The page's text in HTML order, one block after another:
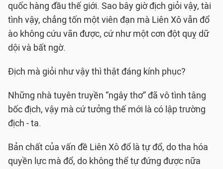
quốc hàng đầu thế giới. Sao bây giờ địch giỏi vậy, tài
tình vậy, chẳng tốn một viên đạn mà Liên Xô vẫn đổ
ào không cứu vãn được, cứ như một cơn đột quỵ dữ
dội và bất ngờ.
Địch mà giỏi như vậy thì thật đáng kính phục?
Những nhà tuyên truyền “ngây thơ” đã vô tình tâng
bốc địch, vậy mà cứ tưởng thế mới là có lập trường
địch - ta.
Bản chất của vấn đề Liên Xô đổ là tự đổ, do tha hóa
quyền lực mà đổ, do không thể tự đứng được nữa